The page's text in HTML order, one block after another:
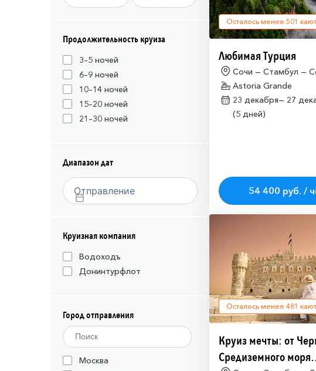
Продолжительность круиза
3–5 ночей
6–9 ночей
10–14 ночей
15–20 ночей
21–30 ночей
Диапазон дат
Круизная компания
Водоходъ
Донинтурфлот
Город отправления
Москва
Осталось менее 501 кают
Любимая Турция
Сочи — Стамбул —
Astoria Grande
23 декабря— 27
(5 дней)
54 400 руб. /
Осталось менее 481 кают
Круиз мечты: от
Средиземного моря